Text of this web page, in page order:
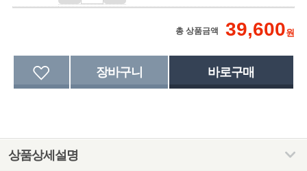
총 상품금액 39,600원
상품상세설명